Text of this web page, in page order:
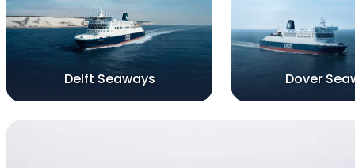
Delft Seaways Dover